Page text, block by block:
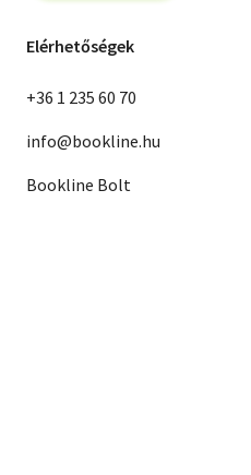
Elérhetőségek
+36 1 235 60 70
info@bookline.hu
Bookline Bolt